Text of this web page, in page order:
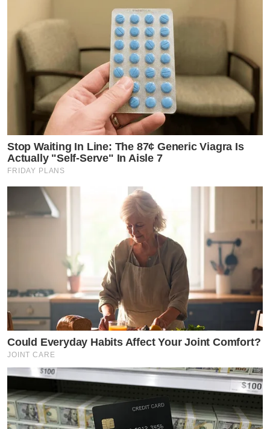
Stop Waiting In Line: The 87¢ Generic Viagra Is
Actually "Self-Serve" In Aisle 7
FRIDAY PLANS
Could Everyday Habits Affect Your Joint Comfort?
JOINT CARE